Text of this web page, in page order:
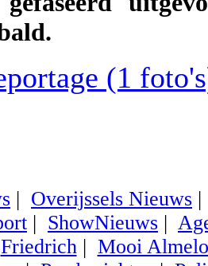
(1
| Overijssels Nieuws
| ShowNieuws |
Friedrich| Mooi Almelo